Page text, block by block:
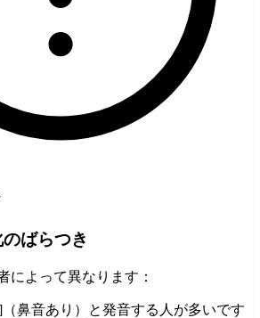
ばらつき
によって異なります：
鼻音あり）と発音する人が多いです